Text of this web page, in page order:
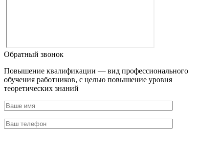
Обратный звонок
Повышение квалификации — вид профессионального
обучения работников, с целью повышение уровня
теоретических знаний